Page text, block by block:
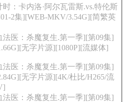
：卡内洛·阿尔瓦雷斯.vs.特伦斯
2集][WEB-MKV/3.54G][简繁英
医：杀魔复生.第一季][第09集]
无字片源][1080P][流媒体]
医：杀魔复生.第一季][第09集]
无字片源][4K/杜比/H265/流
医：杀魔复生.第一季][第09集]